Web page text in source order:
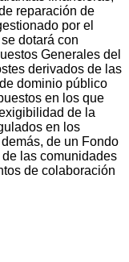
reparación de
por el
dotará con
Generales del
derivados de las
dominio público
en los que
de la
en los
de un Fondo
las comunidades
de colaboración